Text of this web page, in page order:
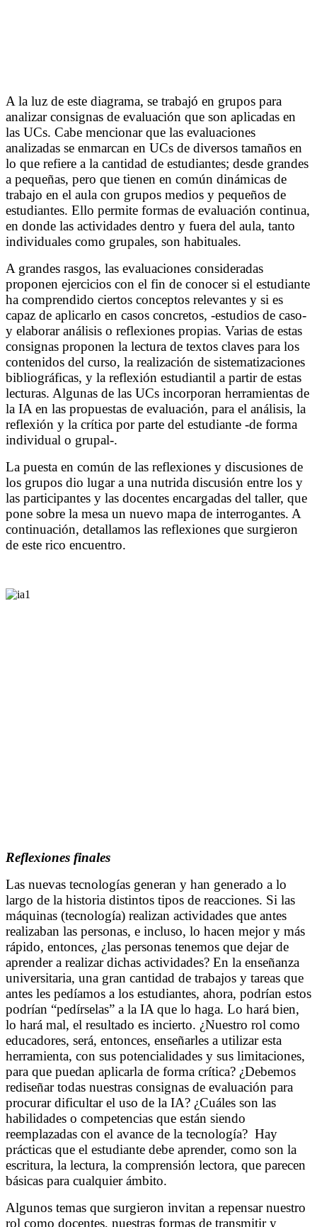
A la luz de este diagrama, se trabajó en grupos para
analizar consignas de evaluación que son aplicadas en
las UCs. Cabe mencionar que las evaluaciones
analizadas se enmarcan en UCs de diversos tamaños en
lo que refiere a la cantidad de estudiantes; desde grandes
a pequeñas, pero que tienen en común dinámicas de
trabajo en el aula con grupos medios y pequeños de
estudiantes. Ello permite formas de evaluación continua,
en donde las actividades dentro y fuera del aula, tanto
individuales como grupales, son habituales.
A grandes rasgos, las evaluaciones consideradas
proponen ejercicios con el fin de conocer si el estudiante
ha comprendido ciertos conceptos relevantes y si es
capaz de aplicarlo en casos concretos, -estudios de caso-
y elaborar análisis o reflexiones propias. Varias de estas
consignas proponen la lectura de textos claves para los
contenidos del curso, la realización de sistematizaciones
bibliográficas, y la reflexión estudiantil a partir de estas
lecturas. Algunas de las UCs incorporan herramientas de
la IA en las propuestas de evaluación, para el análisis, la
reflexión y la crítica por parte del estudiante -de forma
individual o grupal-.
La puesta en común de las reflexiones y discusiones de
los grupos dio lugar a una nutrida discusión entre los y
las participantes y las docentes encargadas del taller, que
pone sobre la mesa un nuevo mapa de interrogantes. A
continuación, detallamos las reflexiones que surgieron
de este rico encuentro.
Reflexiones finales
Las nuevas tecnologías generan y han generado a lo
largo de la historia distintos tipos de reacciones. Si las
máquinas (tecnología) realizan actividades que antes
realizaban las personas, e incluso, lo hacen mejor y más
rápido, entonces, ¿las personas tenemos que dejar de
aprender a realizar dichas actividades? En la enseñanza
universitaria, una gran cantidad de trabajos y tareas que
antes les pedíamos a los estudiantes, ahora, podrían estos
podrían “pedírselas” a la IA que lo haga. Lo hará bien,
lo hará mal, el resultado es incierto. ¿Nuestro rol como
educadores, será, entonces, enseñarles a utilizar esta
herramienta, con sus potencialidades y sus limitaciones,
para que puedan aplicarla de forma crítica? ¿Debemos
rediseñar todas nuestras consignas de evaluación para
procurar dificultar el uso de la IA? ¿Cuáles son las
habilidades o competencias que están siendo
reemplazadas con el avance de la tecnología? Hay
prácticas que el estudiante debe aprender, como son la
escritura, la lectura, la comprensión lectora, que parecen
básicas para cualquier ámbito.
Algunos temas que surgieron invitan a repensar nuestro
rol como docentes, nuestras formas de transmitir y